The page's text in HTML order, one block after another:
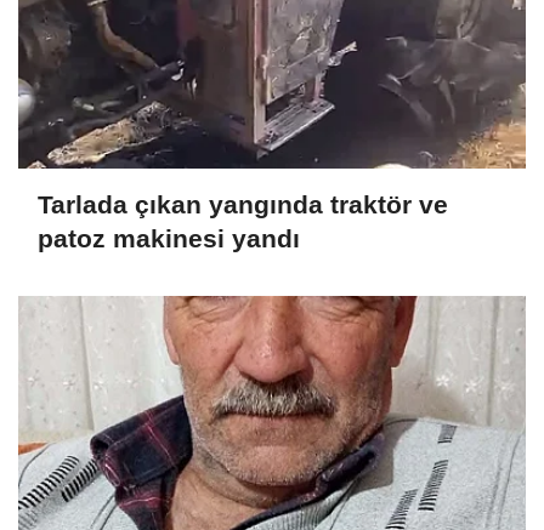
Tarlada çıkan yangında traktör ve
patoz makinesi yandı